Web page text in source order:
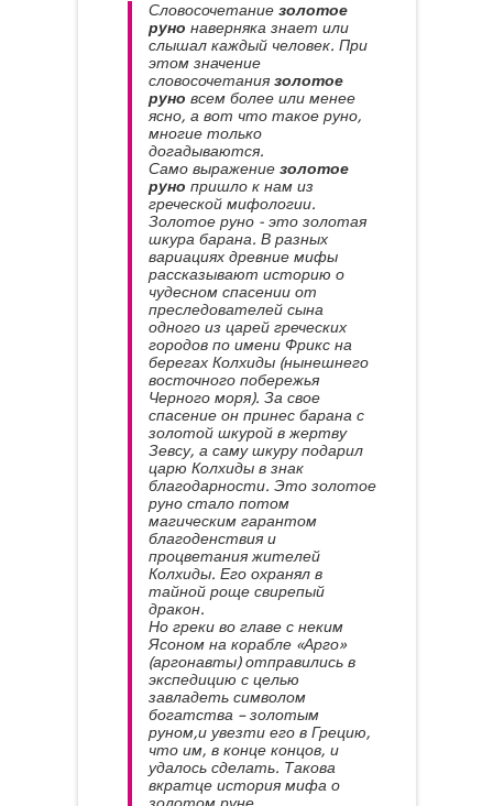
Словосочетание золотое
руно наверняка знает или
слышал каждый человек. При
этом значение
словосочетания золотое
руно всем более или менее
ясно, а вот что такое руно,
многие только
догадываются.
Само выражение золотое
руно пришло к нам из
греческой мифологии.
Золотое руно - это золотая
шкура барана. В разных
вариациях древние мифы
рассказывают историю о
чудесном спасении от
преследователей сына
одного из царей греческих
городов по имени Фрикс на
берегах Колхиды (нынешнего
восточного побережья
Черного моря). За свое
спасение он принес барана с
золотой шкурой в жертву
Зевсу, а саму шкуру подарил
царю Колхиды в знак
благодарности. Это золотое
руно стало потом
магическим гарантом
благоденствия и
процветания жителей
Колхиды. Его охранял в
тайной роще свирепый
дракон.
Но греки во главе с неким
Ясоном на корабле «Арго»
(аргонавты) отправились в
экспедицию с целью
завладеть символом
богатства – золотым
руном,и увезти его в Грецию,
что им, в конце концов, и
удалось сделать. Такова
вкратце история мифа о